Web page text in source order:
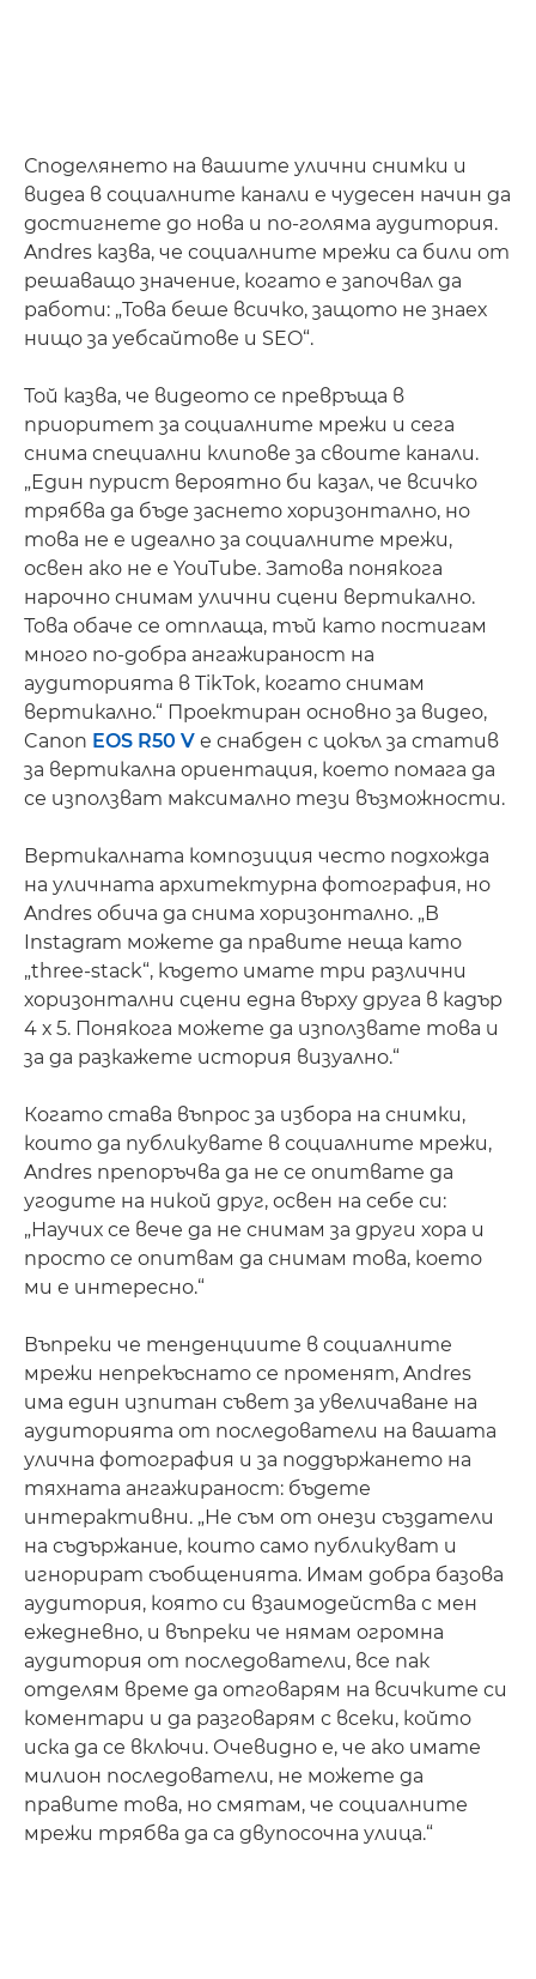
Споделянето на вашите улични снимки и
видеа в социалните канали е чудесен начин да
достигнете до нова и по-голяма аудитория.
Andres казва, че социалните мрежи са били от
решаващо значение, когато е започвал да
работи: „Това беше всичко, защото не знаех
нищо за уебсайтове и SEO“.
Той казва, че видеото се превръща в
приоритет за социалните мрежи и сега
снима специални клипове за своите канали.
„Един пурист вероятно би казал, че всичко
трябва да бъде заснето хоризонтално, но
това не е идеално за социалните мрежи,
освен ако не е YouTube. Затова понякога
нарочно снимам улични сцени вертикално.
Това обаче се отплаща, тъй като постигам
много по-добра ангажираност на
аудиторията в TikTok, когато снимам
вертикално.“ Проектиран основно за видео,
Canon EOS R50 V е снабден с цокъл за статив
за вертикална ориентация, което помага да
се използват максимално тези възможности.
Вертикалната композиция често подхожда
на уличната архитектурна фотография, но
Andres обича да снима хоризонтално. „В
Instagram можете да правите неща като
„three-stack“, където имате три различни
хоризонтални сцени една върху друга в кадър
4 х 5. Понякога можете да използвате това и
за да разкажете история визуално.“
Когато става въпрос за избора на снимки,
които да публикувате в социалните мрежи,
Andres препоръчва да не се опитвате да
угодите на никой друг, освен на себе си:
„Научих се вече да не снимам за други хора и
просто се опитвам да снимам това, което
ми е интересно.“
Въпреки че тенденциите в социалните
мрежи непрекъснато се променят, Andres
има един изпитан съвет за увеличаване на
аудиторията от последователи на вашата
улична фотография и за поддържането на
тяхната ангажираност: бъдете
интерактивни. „Не съм от онези създатели
на съдържание, които само публикуват и
игнорират съобщенията. Имам добра базова
аудитория, която си взаимодейства с мен
ежедневно, и въпреки че нямам огромна
аудитория от последователи, все пак
отделям време да отговарям на всичките си
коментари и да разговарям с всеки, който
иска да се включи. Очевидно е, че ако имате
милион последователи, не можете да
правите това, но смятам, че социалните
мрежи трябва да са двупосочна улица.“